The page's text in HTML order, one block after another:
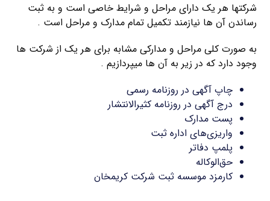
شرکتها هر یک دارای مراحل و شرایط خاصی است و به ثبت
رساندن آن ها نیازمند تکمیل تمام مدارک و مراحل است .
به صورت کلی مراحل و مدارکی مشابه برای هر یک از شرکت ها
وجود دارد که در زیر به آن ها میپردازیم .
چاپ آگهی در روزنامه رسمی
درج آگهی در روزنامه کثیرالانتشار
پست مدارک
واریزی‌های اداره ثبت
پلمپ دفاتر
حق‌الوکاله
کارمزد موسسه ثبت شرکت کریمخان